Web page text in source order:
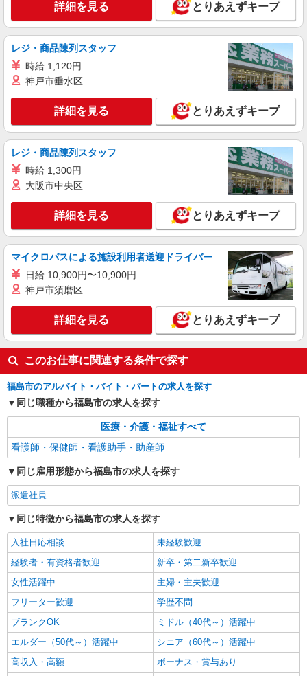
詳細を見る とりあえずキープ
レジ・商品陳列スタッフ
時給 1,120円
神戸市垂水区
詳細を見る とりあえずキープ
レジ・商品陳列スタッフ
時給 1,300円
大阪市中央区
詳細を見る とりあえずキープ
マイクロバスによる施設利用者送迎ドライバー
日給 10,900円〜10,900円
神戸市須磨区
詳細を見る とりあえずキープ
このお仕事に関連する条件で探す
福島市のアルバイト・バイト・パートの求人を探す
同じ職種から福島市の求人を探す
医療・介護・福祉すべて
看護師・保健師・看護助手・助産師
同じ雇用形態から福島市の求人を探す
派遣社員
同じ特徴から福島市の求人を探す
入社日応相談
未経験歓迎
経験者・有資格者歓迎
新卒・第二新卒歓迎
女性活躍中
主婦・主夫歓迎
フリーター歓迎
学歴不問
ブランクOK
ミドル（40代～）活躍中
エルダー（50代～）活躍中
シニア（60代～）活躍中
高収入・高額
ボーナス・賞与あり